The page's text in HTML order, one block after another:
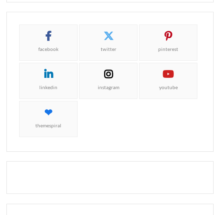
facebook twitter pinterest
linkedin instagram youtube
themespiral